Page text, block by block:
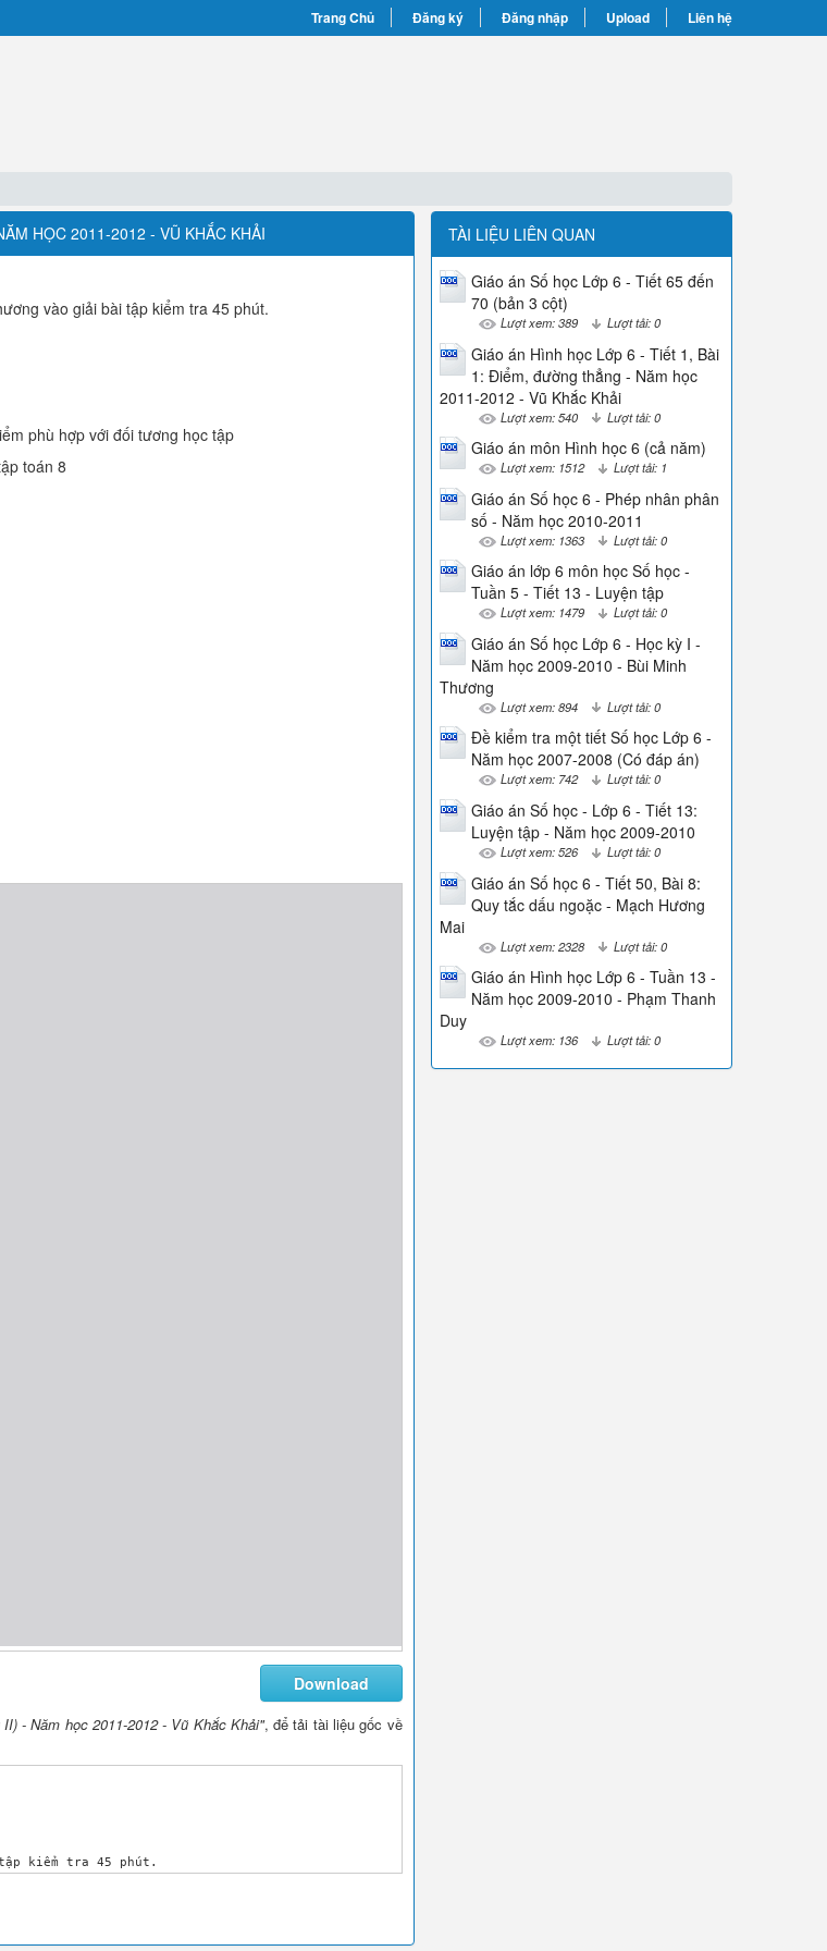
Trang Chủ Đăng ký Đăng nhập Upload Liên hệ
HỌC 2011-2012 - VŨ KHẮC KHẢI
vào giải bài tập kiểm tra 45 phút.
phù hợp với đối tương học tập
toán 8
Download
- Năm học 2011-2012 - Vũ Khắc Khải", để tải tài liệu gốc về
kiểm tra 45 phút.
TÀI LIỆU LIÊN QUAN
Giáo án Số học Lớp 6 - Tiết 65 đến
70 (bản 3 cột)
Lượt xem: 389 Lượt tải: 0
Giáo án Hình học Lớp 6 - Tiết 1, Bài
1: Điểm, đường thẳng - Năm học
2011-2012 - Vũ Khắc Khải
Lượt xem: 540 Lượt tải: 0
Giáo án môn Hình học 6 (cả năm)
Lượt xem: 1512 Lượt tải: 1
Giáo án Số học 6 - Phép nhân phân
số - Năm học 2010-2011
Lượt xem: 1363 Lượt tải: 0
Giáo án lớp 6 môn học Số học -
Tuần 5 - Tiết 13 - Luyện tập
Lượt xem: 1479 Lượt tải: 0
Giáo án Số học Lớp 6 - Học kỳ I -
Năm học 2009-2010 - Bùi Minh
Thương
Lượt xem: 894 Lượt tải: 0
Đề kiểm tra một tiết Số học Lớp 6 -
Năm học 2007-2008 (Có đáp án)
Lượt xem: 742 Lượt tải: 0
Giáo án Số học - Lớp 6 - Tiết 13:
Luyện tập - Năm học 2009-2010
Lượt xem: 526 Lượt tải: 0
Giáo án Số học 6 - Tiết 50, Bài 8:
Quy tắc dấu ngoặc - Mạch Hương
Mai
Lượt xem: 2328 Lượt tải: 0
Giáo án Hình học Lớp 6 - Tuần 13 -
Năm học 2009-2010 - Phạm Thanh
Duy
Lượt xem: 136 Lượt tải: 0